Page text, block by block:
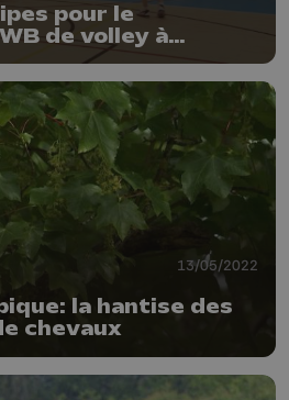
pour le
de volley à
13/05/2022
la hantise des
chevaux